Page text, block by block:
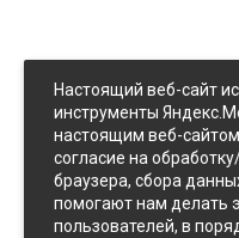
Джинс
Настоящий веб-сайт
инструменты
настоящим веб-
согласие на
браузера, сбора
помогают нам делать
пользователей, в